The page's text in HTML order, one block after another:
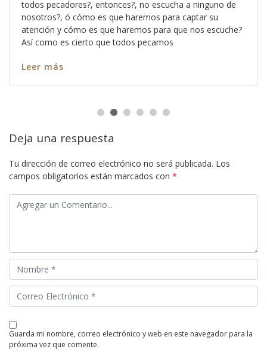
todos pecadores?, entonces?, no escucha a ninguno de
nosotros?, ó cómo es que haremos para captar su
atención y cómo es que haremos para que nos escuche?
Así como es cierto que todos pecamos
Leer más
Deja una respuesta
Tu dirección de correo electrónico no será publicada. Los
campos obligatorios están marcados con *
guarda mi nombre, correo electrónico y web en este navegador para la
próxima vez que comente.